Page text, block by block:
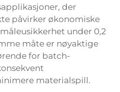
der
påvirker økonomiske
under 0,2
måte er nøyaktige
for batch-
materialspill.